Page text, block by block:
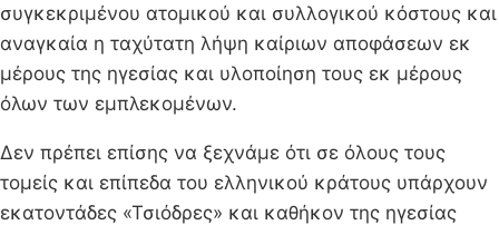
συγκεκριμένου ατομικού και συλλογικού κόστους και
αναγκαία η ταχύτατη λήψη καίριων αποφάσεων εκ
μέρους της ηγεσίας και υλοποίηση τους εκ μέρους
όλων των εμπλεκομένων.
Δεν πρέπει επίσης να ξεχνάμε ότι σε όλους τους
τομείς και επίπεδα του ελληνικού κράτους υπάρχουν
εκατοντάδες «Τσιόδρες» και καθήκον της ηγεσίας